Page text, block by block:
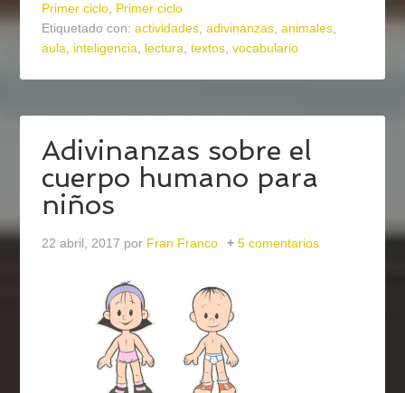
Primer ciclo, Primer ciclo
Etiquetado con:actividades,adivinanzas,animales,
aula, inteligencia, lectura,textos,vocabulario
Adivinanzas sobre el
cuerpo humano para
niños
22 abril, 2017 por Fran Franco 5 comentarios